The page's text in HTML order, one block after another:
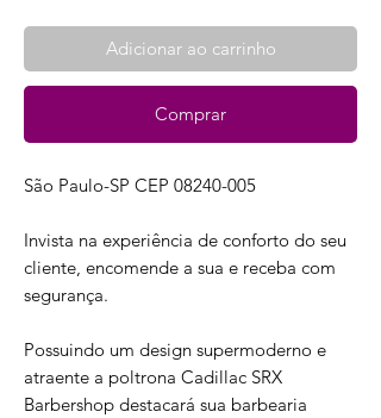
Adicionar ao carrinho
Comprar
São Paulo-SP CEP 08240-005
Invista na experiência de conforto do seu
cliente, encomende a sua e receba com
segurança.
Possuindo um design supermoderno e
atraente a poltrona Cadillac SRX
Barbershop destacará sua barbearia